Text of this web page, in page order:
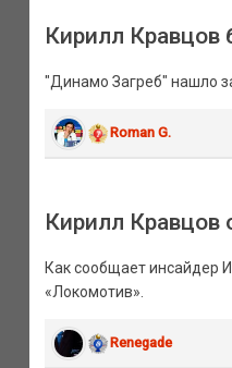
Кирилл Кравцов
"Динамо Загреб" нашло
Roman G.
Кирилл Кравцов
Как сообщает инсайдер
«Локомотив».
Renegade